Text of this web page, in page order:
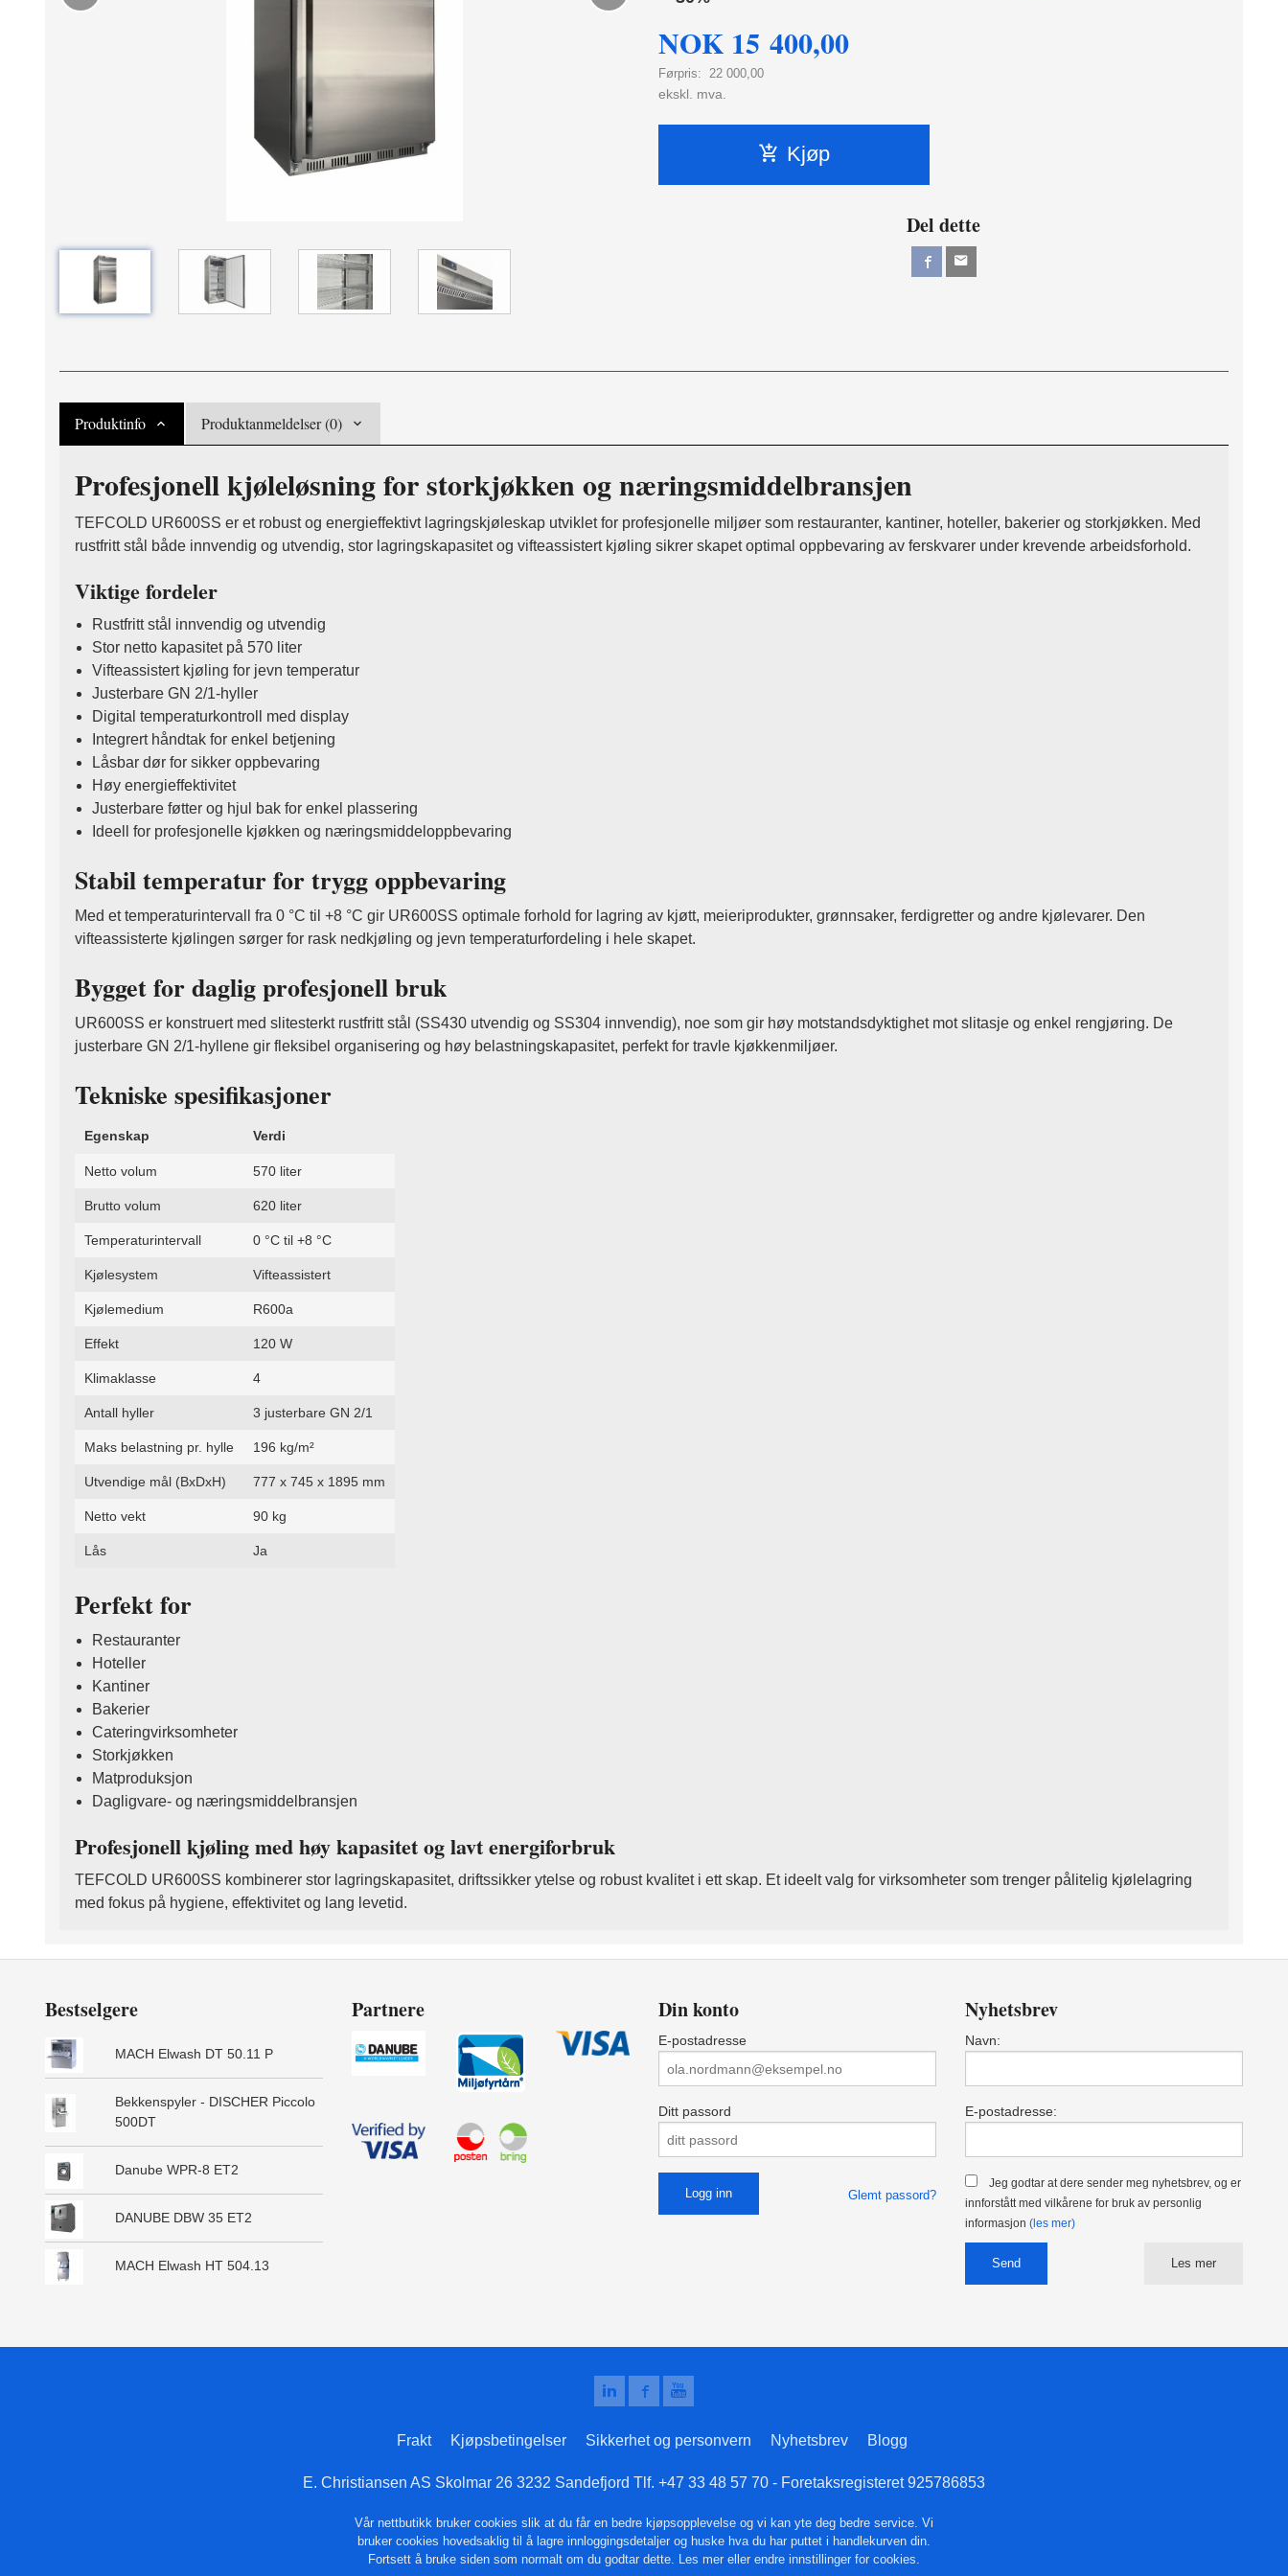
NOK 15 400,00
Førpris: 22 000,00
Rabatt
ekskl. mva.
Kjøp
Del dette
Produktinfo Produktanmeldelser (0)
Profesjonell kjøleløsning for storkjøkken og næringsmiddelbransjen
TEFCOLD UR600SS er et robust og energieffektivt lagringskjøleskap utviklet for profesjonelle miljøer som restauranter, kantiner, hoteller, bakerier og storkjøkken. Med
rustfritt stål både innvendig og utvendig, stor lagringskapasitet og vifteassistert kjøling sikrer skapet optimal oppbevaring av ferskvarer under krevende arbeidsforhold.
Viktige fordeler
Rustfritt stål innvendig og utvendig
Stor netto kapasitet på 570 liter
Vifteassistert kjøling for jevn temperatur
Justerbare GN 2/1-hyller
Digital temperaturkontroll med display
Integrert håndtak for enkel betjening
Låsbar dør for sikker oppbevaring
Høy energieffektivitet
Justerbare føtter og hjul bak for enkel plassering
Ideell for profesjonelle kjøkken og næringsmiddeloppbevaring
Stabil temperatur for trygg oppbevaring
Med et temperaturintervall fra 0 °C til +8 °C gir UR600SS optimale forhold for lagring av kjøtt, meieriprodukter, grønnsaker, ferdigretter og andre kjølevarer. Den
vifteassisterte kjølingen sørger for rask nedkjøling og jevn temperaturfordeling i hele skapet.
Bygget for daglig profesjonell bruk
UR600SS er konstruert med slitesterkt rustfritt stål (SS430 utvendig og SS304 innvendig), noe som gir høy motstandsdyktighet mot slitasje og enkel rengjøring. De
justerbare GN 2/1-hyllene gir fleksibel organisering og høy belastningskapasitet, perfekt for travle kjøkkenmiljøer.
Tekniske spesifikasjoner
Egenskap Verdi
Netto volum 570 liter
Brutto volum 620 liter
Temperaturintervall 0 °C til +8 °C
Kjølesystem Vifteassistert
Kjølemedium R600a
Effekt 120 W
Klimaklasse 4
Antall hyller 3 justerbare GN 2/1
Maks belastning pr. hylle 196 kg/m²
Utvendige mål (BxDxH) 777 x 745 x 1895 mm
Netto vekt 90 kg
Lås Ja
Perfekt for
Restauranter
Hoteller
Kantiner
Bakerier
Cateringvirksomheter
Storkjøkken
Matproduksjon
Dagligvare- og næringsmiddelbransjen
Profesjonell kjøling med høy kapasitet og lavt energiforbruk
TEFCOLD UR600SS kombinerer stor lagringskapasitet, driftssikker ytelse og robust kvalitet i ett skap. Et ideelt valg for virksomheter som trenger pålitelig kjølelagring
med fokus på hygiene, effektivitet og lang levetid.
Bestselgere
MACH Elwash DT 50.11 P
Bekkenspyler - DISCHER Piccolo
500DT
Danube WPR-8 ET2
DANUBE DBW 35 ET2
MACH Elwash HT 504.13
Partnere Din konto
E-postadresse
Ditt passord
Glemt passord?
Nyhetsbrev
Navn:
E-postadresse:
Jeg godtar at dere sender meg nyhetsbrev, og er
innforstått med vilkårene for bruk av personlig
informasjon (les mer)
Les mer
Frakt Kjøpsbetingelser Sikkerhet og personvern Nyhetsbrev Blogg
E. Christiansen AS Skolmar 26 3232 Sandefjord Tlf. +47 33 48 57 70 - Foretaksregisteret 925786853
Vår nettbutikk bruker cookies slik at du får en bedre kjøpsopplevelse og vi kan yte deg bedre service. Vi
bruker cookies hovedsaklig til å lagre innloggingsdetaljer og huske hva du har puttet i handlekurven din.
Fortsett å bruke siden som normalt om du godtar dette. Les mer eller endre innstillinger for cookies.